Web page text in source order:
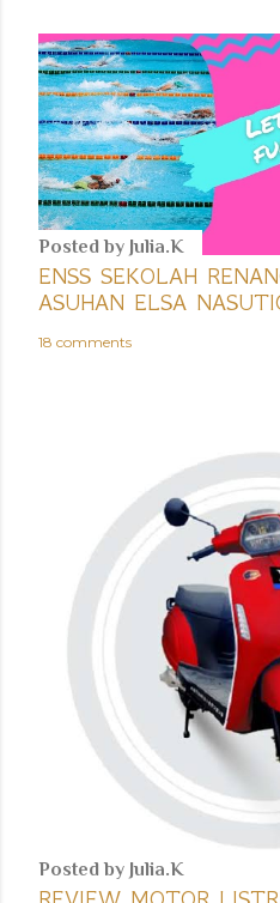
Posted by Julia.K
ENSS SEKOLAH
ASUHAN ELSA
18 comments
Posted by Julia.K